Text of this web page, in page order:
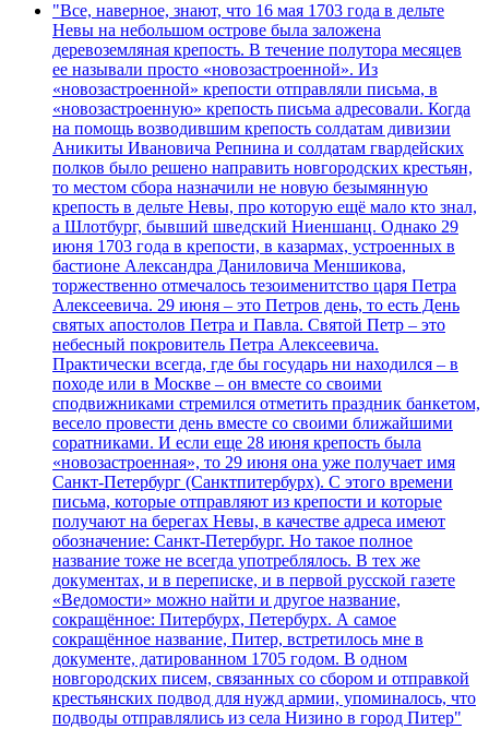
"Все, наверное, знают, что 16 мая 1703 года в дельте
Невы на небольшом острове была заложена
деревоземляная крепость. В течение полутора месяцев
ее называли просто «новозастроенной». Из
«новозастроенной» крепости отправляли письма, в
«новозастроенную» крепость письма адресовали. Когда
на помощь возводившим крепость солдатам дивизии
Аникиты Ивановича Репнина и солдатам гвардейских
полков было решено направить новгородских крестьян,
то местом сбора назначили не новую безымянную
крепость в дельте Невы, про которую ещё мало кто знал,
а Шлотбург, бывший шведский Ниеншанц. Однако 29
июня 1703 года в крепости, в казармах, устроенных в
бастионе Александра Даниловича Меншикова,
торжественно отмечалось тезоименитство царя Петра
Алексеевича. 29 июня – это Петров день, то есть День
святых апостолов Петра и Павла. Святой Петр – это
небесный покровитель Петра Алексеевича.
Практически всегда, где бы государь ни находился – в
походе или в Москве – он вместе со своими
сподвижниками стремился отметить праздник банкетом,
весело провести день вместе со своими ближайшими
соратниками. И если еще 28 июня крепость была
«новозастроенная», то 29 июня она уже получает имя
Санкт-Петербург (Санктпитербурх). С этого времени
письма, которые отправляют из крепости и которые
получают на берегах Невы, в качестве адреса имеют
обозначение: Санкт-Петербург. Но такое полное
название тоже не всегда употреблялось. В тех же
документах, и в переписке, и в первой русской газете
«Ведомости» можно найти и другое название,
сокращённое: Питербурх, Петербурх. А самое
сокращённое название, Питер, встретилось мне в
документе, датированном 1705 годом. В одном
новгородских писем, связанных со сбором и отправкой
крестьянских подвод для нужд армии, упоминалось, что
подводы отправлялись из села Низино в город Питер"